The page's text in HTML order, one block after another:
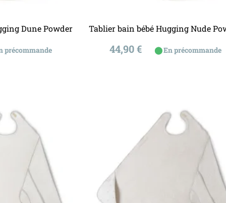
Dune Powder
précommande
Tablier bain bébé Hugging Nude
Prix
44,90 € ⬤En précommande